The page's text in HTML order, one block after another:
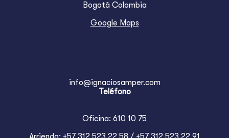
Bogotá Colombia
Google Maps
info@ignaciosamper.com
Teléfono
Oficina: 610 10 75